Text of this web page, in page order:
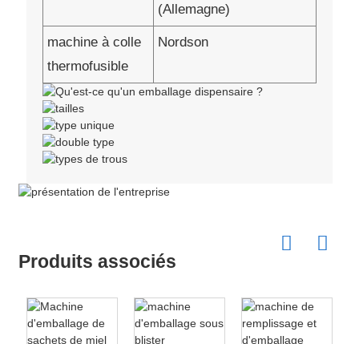
(Allemagne)
machine à colle
thermofusible
Nordson
Produits associés